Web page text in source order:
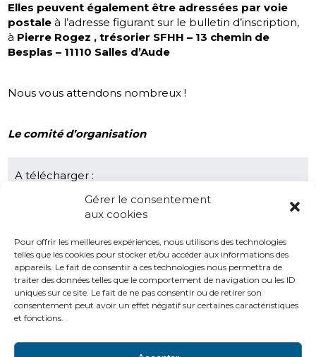
Gérer le consentement
aux cookies
Pour offrir les meilleures expériences, nous utilisons des technologies
telles que les cookies pour stocker et/ou accéder aux informations des
appareils. Le fait de consentir à ces technologies nous permettra de
traiter des données telles que le comportement de navigation ou les ID
uniques sur ce site. Le fait de ne pas consentir ou de retirer son
consentement peut avoir un effet négatif sur certaines caractéristiques
et fonctions.
Elles peuvent également être adressées par voie
postale à l’adresse figurant sur le bulletin d’inscription,
à Pierre Rogez , trésorier SFHH – 13 chemin de
Besplas – 11110 Salles d’Aude
Nous vous attendons nombreux !
Le comité d’organisation
A télécharger :
Programme Formation SFHH Journées
Internationales 2021 18 & 19 novembre 2021
Internationales 2021
Spéciale Journées Internationales SFHH
Objectifs pédagogiques moyens d’évaluation SFHH